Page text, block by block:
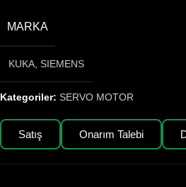
MARKA
KUKA SIEMENS
Kategoriler: SERVO MOTOR
Satış Onarım Talebi